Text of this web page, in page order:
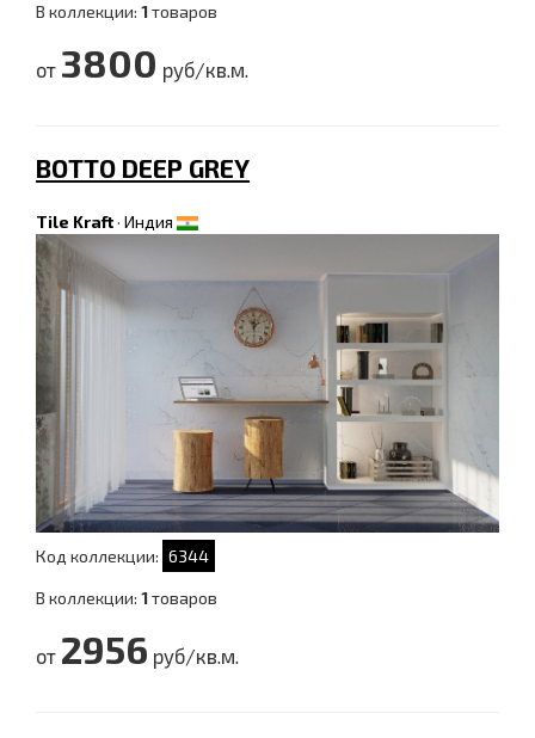
В коллекции: 1товаров
от 3800 руб/кв.м.
BOTTO DEEP GREY
Tile Kraft· Индия
Код коллекции: 6344
В коллекции: 1товаров
от 2956 руб/кв.м.